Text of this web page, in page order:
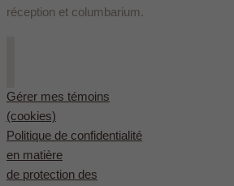
réception et columbarium.
Gérer mes témoins
(cookies)
Politique de confidentialité
en matière
de protection des